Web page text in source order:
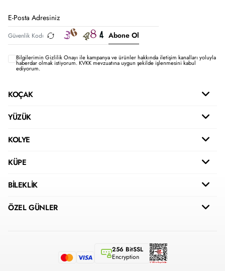
Abone Ol
Bilgilerimin Gizlilik Onayı ile kampanya ve ürünler hakkında iletişim kanalları yoluyla
haberdar olmak istiyorum.KVKK mevzuatına uygun şekilde işlenmesini kabul
ediyorum.
KOÇAK
YÜZÜK
KOLYE
KÜPE
BİLEKLİK
ÖZEL GÜNLER
256 BitSSL
Encryption